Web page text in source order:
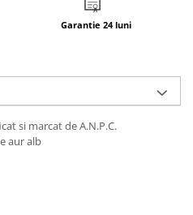
Garantie 24 luni
si marcat de A.N.P.C.
aur alb